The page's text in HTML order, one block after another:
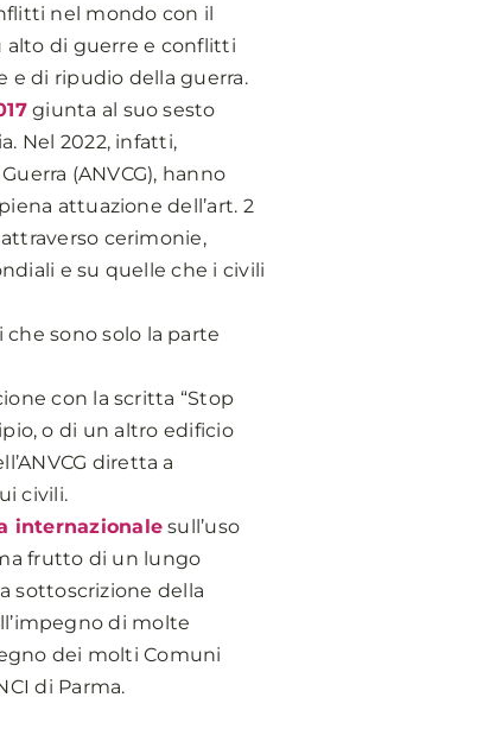
nel mondo con il
alto di guerre e conflitti
e di ripudio della guerra.
giunta al suo sesto
Nel 2022, infatti,
(ANVCG), hanno
attuazione dell’art. 2
cerimonie,
e su quelle che i civili
sono solo la parte
con la scritta “Stop
o di un altro edificio
diretta a
civili.
internazionale sull’uso
frutto di un lungo
sottoscrizione della
di molte
dei molti Comuni
di Parma.